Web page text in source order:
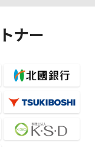
ナー